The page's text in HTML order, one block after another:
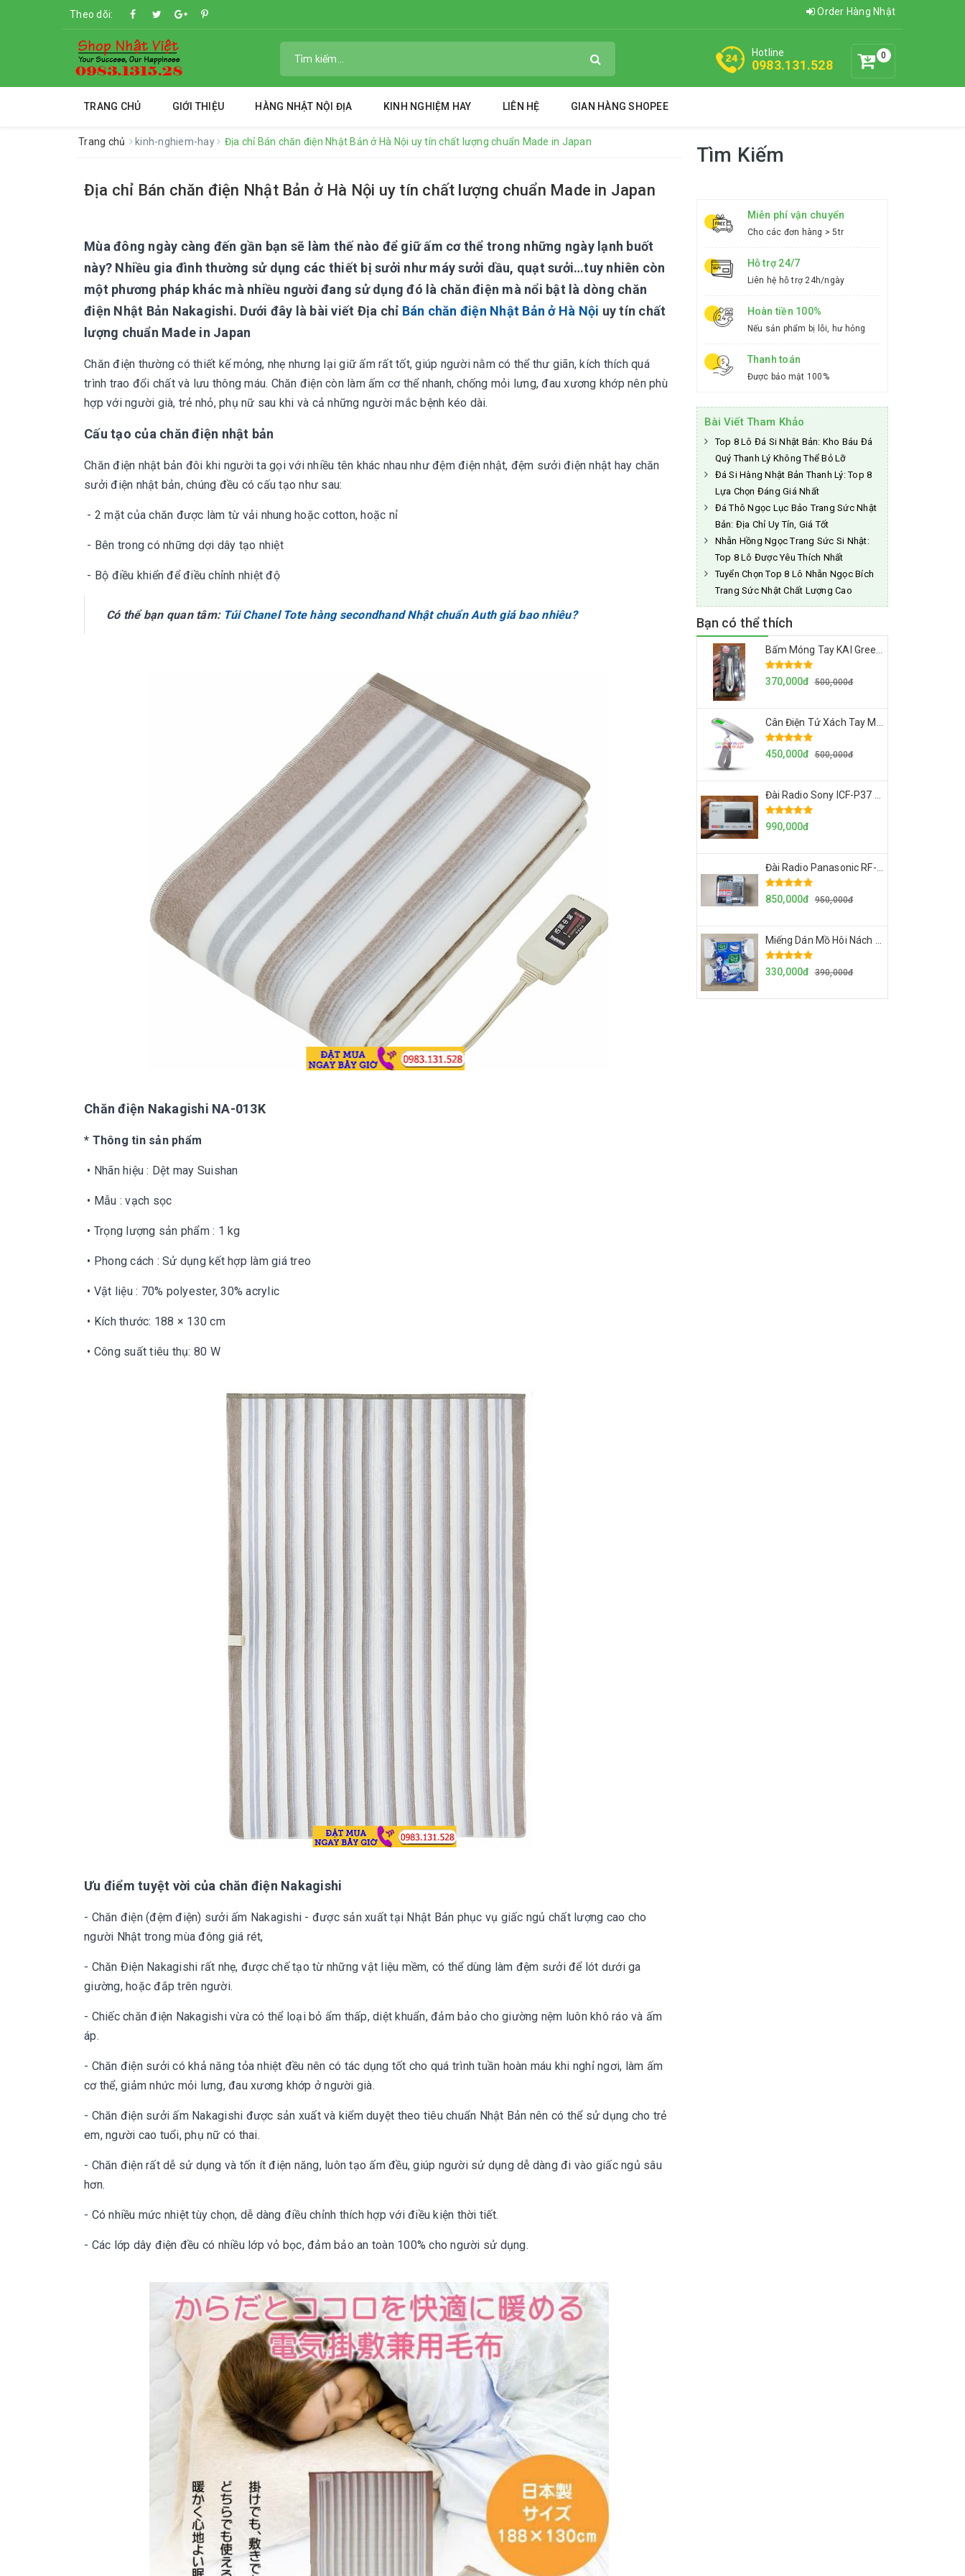
Theo dõi: Order Hàng Nhật
0
Hotline
0983.131.528
TRANG CHỦ GIỚI THIỆU HÀNG NHẬT NỘI ĐỊA KINH NGHIỆM HAY LIÊN HỆ GIAN HÀNG SHOPEE
Trang chủ kinh-nghiem-hay Địa chỉ Bán chăn điện Nhật Bản ở Hà Nội uy tín chất lượng chuẩn Made in Japan
Địa chỉ Bán chăn điện Nhật Bản ở Hà Nội uy tín chất lượng chuẩn Made in Japan
Mùa đông ngày càng đến gần bạn sẽ làm thế nào để giữ ấm cơ thể trong những ngày lạnh buốt
này? Nhiều gia đình thường sử dụng các thiết bị sưởi như máy sưởi dầu, quạt sưởi…tuy nhiên còn
một phương pháp khác mà nhiều người đang sử dụng đó là chăn điện mà nổi bật là dòng chăn
điện Nhật Bản Nakagishi. Dưới đây là bài viết Địa chỉ Bán chăn điện Nhật Bản ở Hà Nội uy tín chất
lượng chuẩn Made in Japan
Chăn điện thường có thiết kế mỏng, nhẹ nhưng lại giữ ấm rất tốt, giúp người nằm có thể thư giãn, kích thích quá
trình trao đổi chất và lưu thông máu. Chăn điện còn làm ấm cơ thể nhanh, chống mỏi lưng, đau xương khớp nên phù
hợp với người già, trẻ nhỏ, phụ nữ sau khi và cả những người mắc bệnh kéo dài.
Cấu tạo của chăn điện nhật bản
Chăn điện nhật bản đôi khi người ta gọi với nhiều tên khác nhau như đệm điện nhật, đệm sưởi điện nhật hay chăn
sưởi điện nhật bản, chúng đều có cấu tạo như sau:
- 2 mặt của chăn được làm từ vải nhung hoặc cotton, hoặc nỉ
- Bên trong có những dợi dây tạo nhiệt
- Bộ điều khiển để điều chỉnh nhiệt độ
Có thể bạn quan tâm: Túi Chanel Tote hàng secondhand Nhật chuẩn Auth giá bao nhiêu?
Chăn điện Nakagishi NA-013K
* Thông tin sản phẩm
• Nhãn hiệu : Dệt may Suishan
• Mẫu : vạch sọc
• Trọng lượng sản phẩm : 1 kg
• Phong cách : Sử dụng kết hợp làm giá treo
• Vật liệu : 70% polyester, 30% acrylic
• Kích thước: 188 × 130 cm
• Công suất tiêu thụ: 80 W
Ưu điểm tuyệt vời của chăn điện Nakagishi
- Chăn điện (đệm điện) sưởi ấm Nakagishi - được sản xuất tại Nhật Bản phục vụ giấc ngủ chất lượng cao cho
người Nhật trong mùa đông giá rét,
- Chăn Điện Nakagishi rất nhẹ, được chế tạo từ những vật liệu mềm, có thể dùng làm đệm sưởi để lót dưới ga
giường, hoặc đắp trên người.
- Chiếc chăn điện Nakagishi vừa có thể loại bỏ ẩm thấp, diệt khuẩn, đảm bảo cho giường nệm luôn khô ráo và ấm
áp.
- Chăn điện sưởi có khả năng tỏa nhiệt đều nên có tác dụng tốt cho quá trình tuần hoàn máu khi nghỉ ngơi, làm ấm
cơ thể, giảm nhức mỏi lưng, đau xương khớp ở người già.
- Chăn điện sưởi ấm Nakagishi được sản xuất và kiểm duyệt theo tiêu chuẩn Nhật Bản nên có thể sử dụng cho trẻ
em, người cao tuổi, phụ nữ có thai.
- Chăn điện rất dễ sử dụng và tốn ít điện năng, luôn tạo ấm đều, giúp người sử dụng dễ dàng đi vào giấc ngủ sâu
hơn.
- Có nhiều mức nhiệt tùy chọn, dễ dàng điều chỉnh thích hợp với điều kiện thời tiết.
- Các lớp dây điện đều có nhiều lớp vỏ bọc, đảm bảo an toàn 100% cho người sử dụng.
Tìm Kiếm
Miễn phí vận chuyển
Cho các đơn hàng > 5tr
Hỗ trợ 24/7
Liên hệ hỗ trợ 24h/ngày
Hoàn tiền 100%
Nếu sản phẩm bị lỗi, hư hỏng
Thanh toán
Được bảo mật 100%
Bài Viết Tham Khảo
Top 8 Lô Đá Si Nhật Bản: Kho Báu Đá
Quý Thanh Lý Không Thể Bỏ Lỡ
Đá Si Hàng Nhật Bản Thanh Lý: Top 8
Lựa Chọn Đáng Giá Nhất
Đá Thô Ngọc Lục Bảo Trang Sức Nhật
Bản: Địa Chỉ Uy Tín, Giá Tốt
Nhẫn Hồng Ngọc Trang Sức Si Nhật:
Top 8 Lô Được Yêu Thích Nhất
Tuyển Chọn Top 8 Lô Nhẫn Ngọc Bích
Trang Sức Nhật Chất Lượng Cao
Bạn có thể thích
370,000đ 500,000đ
450,000đ 500,000đ
990,000đ
850,000đ 950,000đ
330,000đ 390,000đ